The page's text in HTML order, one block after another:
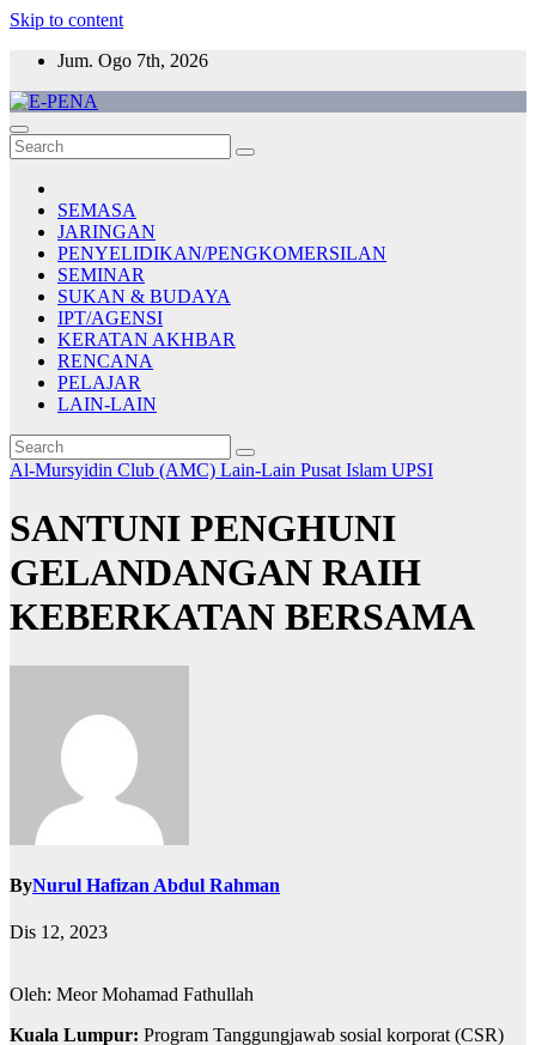
Skip to content
Jum. Ogo 7th, 2026
E-PENA
Berita Digital Terkini
SEMASA
JARINGAN
PENYELIDIKAN/PENGKOMERSILAN
SEMINAR
SUKAN & BUDAYA
IPT/AGENSI
KERATAN AKHBAR
RENCANA
PELAJAR
LAIN-LAIN
Al-Mursyidin Club (AMC) Lain-Lain Pusat Islam UPSI
SANTUNI PENGHUNI
GELANDANGAN RAIH
KEBERKATAN BERSAMA
ByNurul Hafizan Abdul Rahman
Dis 12, 2023
Oleh: Meor Mohamad Fathullah
Kuala Lumpur: Program Tanggungjawab sosial korporat (CSR)